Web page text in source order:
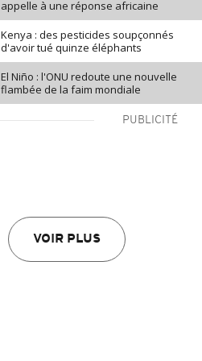
appelle à une réponse africaine
Kenya : des pesticides soupçonnés
d'avoir tué quinze éléphants
El Niño : l'ONU redoute une nouvelle
flambée de la faim mondiale
PUBLICITÉ
VOIR PLUS